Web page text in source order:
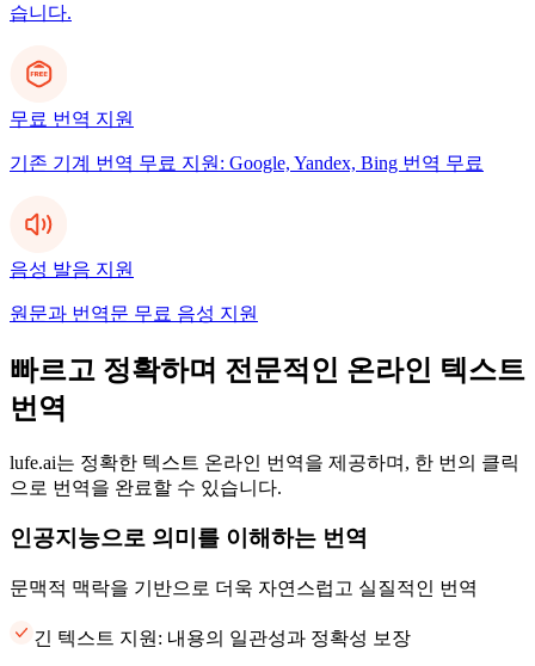
습니다.
무료 번역 지원
기존 기계 번역 무료 지원: Google, Yandex, Bing 번역 무료
음성 발음 지원
원문과 번역문 무료 음성 지원
빠르고 정확하며 전문적인 온라인 텍스트
번역
lufe.ai는 정확한 텍스트 온라인 번역을 제공하며, 한 번의 클릭
으로 번역을 완료할 수 있습니다.
인공지능으로 의미를 이해하는 번역
문맥적 맥락을 기반으로 더욱 자연스럽고 실질적인 번역
긴 텍스트 지원: 내용의 일관성과 정확성 보장